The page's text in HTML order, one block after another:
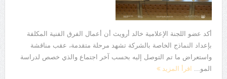
أكد عضو اللجنة الإعلامية خالد أرويث أن أعمال الفرق الفنية المكلفة
بإعداد النماذج الخاصة بالشركة تشهد مرحلة متقدمة، عقب مناقشة
واستعراض ما تم التوصل إليه بحسب آخر اجتماع والذي خصص لدراسة
المو... اقرأ المزيد